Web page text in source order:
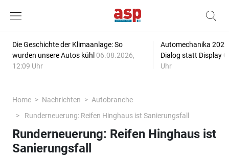
Die Geschichte der Klimaanlage: So
wurden unsere Autos kühl 06.08.2026,
12:09 Uhr
Automechanika
Dialog statt Display
Uhr
Home Nachrichten
Autobranche
Runderneuerung: Reifen Hinghaus ist Sanierungsfall
Runderneuerung: Reifen Hinghaus ist
Sanierungsfall